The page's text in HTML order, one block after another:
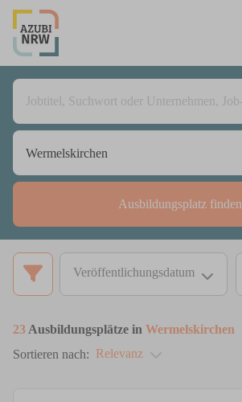
Ausbildungsplatz finden
Veröffentlichungsdatum
23 Ausbildungsplätze in Wermelskirchen
Sortieren nach: Relevanz